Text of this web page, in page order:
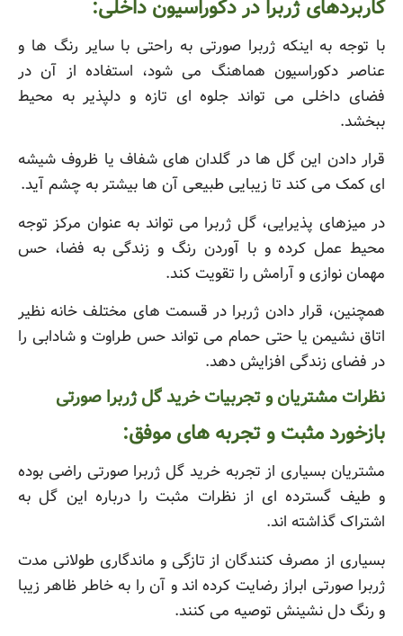
کاربردهای ژربرا در دکوراسیون داخلی:
با توجه به اینکه ژربرا صورتی به راحتی با سایر رنگ ها و
عناصر دکوراسیون هماهنگ می شود، استفاده از آن در
فضای داخلی می تواند جلوه ای تازه و دلپذیر به محیط
ببخشد.
قرار دادن این گل ها در گلدان های شفاف یا ظروف شیشه
ای کمک می کند تا زیبایی طبیعی آن ها بیشتر به چشم آید.
در میزهای پذیرایی، گل ژربرا می تواند به عنوان مرکز توجه
محیط عمل کرده و با آوردن رنگ و زندگی به فضا، حس
مهمان نوازی و آرامش را تقویت کند.
همچنین، قرار دادن ژربرا در قسمت های مختلف خانه نظیر
اتاق نشیمن یا حتی حمام می تواند حس طراوت و شادابی را
در فضای زندگی افزایش دهد.
نظرات مشتریان و تجربیات خرید گل ژربرا صورتی
بازخورد مثبت و تجربه های موفق:
مشتریان بسیاری از تجربه خرید گل ژربرا صورتی راضی بوده
و طیف گسترده ای از نظرات مثبت را درباره این گل به
اشتراک گذاشته اند.
بسیاری از مصرف کنندگان از تازگی و ماندگاری طولانی مدت
ژربرا صورتی ابراز رضایت کرده اند و آن را به خاطر ظاهر زیبا
و رنگ دل نشینش توصیه می کنند.